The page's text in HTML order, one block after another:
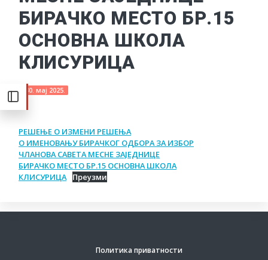
БИРАЧКО МЕСТО БР.15
ОСНОВНА ШКОЛА
КЛИСУРИЦА
30. мај 2025.
РЕШЕЊЕ О ИЗМЕНИ РЕШЕЊА
О ИМЕНОВАЊУ БИРАЧКОГ ОДБОРА ЗА ИЗБОР
ЧЛАНОВА САВЕТА МЕСНЕ ЗАЈЕДНИЦЕ
БИРАЧКО МЕСТО БР.15 ОСНОВНА ШКОЛА
КЛИСУРИЦА
Преузми
Политика приватности